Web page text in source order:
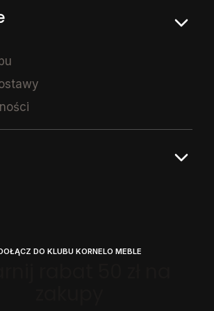
DO KLUBU KORNELO MEBLE